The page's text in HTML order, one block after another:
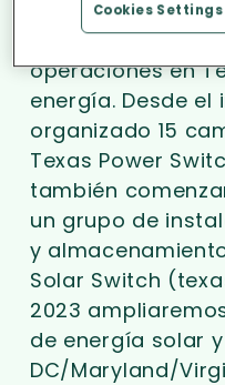
Hace seis años,
operaciones en
energía. Desde el
organizado 15
Texas Power
también
un grupo de
y
Solar Switch
2023
de energía solar
DC/Maryland/
Cookies Settings